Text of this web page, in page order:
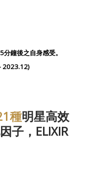
鐘後之自身感受。
2023.12)
種明星高效
子，ELIXIR